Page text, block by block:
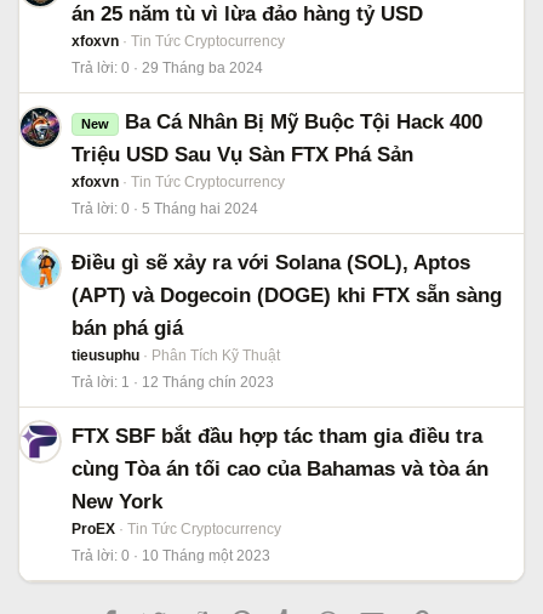
án 25 năm tù vì lừa đảo hàng tỷ USD
xfoxvn
Tin Tức Cryptocurrency
Trả lời 0 29 Tháng ba 2024
New
Ba Cá Nhân Bị Mỹ Buộc Tội Hack 400
Triệu USD Sau Vụ Sàn FTX Phá Sản
xfoxvn
Tin Tức Cryptocurrency
Trả lời 0 5 Tháng hai 2024
Điều gì sẽ xảy ra với Solana (SOL), Aptos
(APT) và Dogecoin (DOGE) khi FTX sẵn sàng
bán phá giá
tieusuphu
Phân Tích Kỹ Thuật
Trả lời 1 12 Tháng chín 2023
FTX SBF bắt đầu hợp tác tham gia điều tra
cùng Tòa án tối cao của Bahamas và tòa án
New York
ProEX
Tin Tức Cryptocurrency
Trả lời 0 10 Tháng một 2023